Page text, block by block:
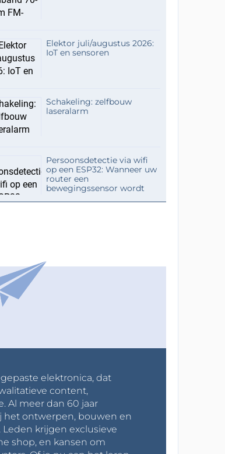
Elektor juli/augustus 2026:
IoT en sensoren
Schakeling: zelfbouw
laseralarm
Persoonsdetectie via wifi
op een ESP32: Wanneer uw
router een
bewegingssensor wordt
elektronica, dat
content,
Al meer dan 60 jaar
ontwerpen, bouwen en
krijgen exclusieve
shop, en kansen om